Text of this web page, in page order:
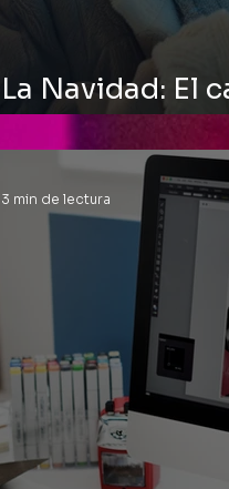
La Navidad: El
emociones.
3 min de lectura